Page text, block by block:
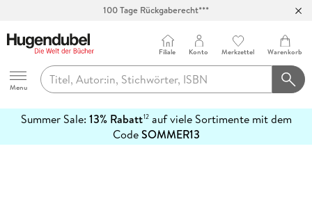
100 Tage Rückgaberecht***
Hugendubel
Menu
Filiale Konto Merkzettel Warenkorb
Summer Sale: 13% Rabatt12auf viele Sortimente mit dem
CodeSOMMER13
erfahren